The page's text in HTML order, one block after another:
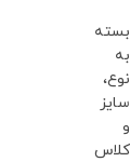
بسته
به
نوع،
سایز
و
کلاس